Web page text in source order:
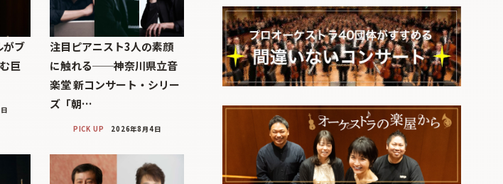
がブ
巨
注目ピアニスト3人の素顔
に触れる──神奈川県立音
楽堂 新コンサート・シリー
ズ「朝…
PICK UP 2026年8月4日